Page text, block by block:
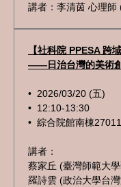
講者：李清茵 心理師
【社科院 PPESA 跨
——日治台灣的美術
• 2026/03/20 (五)
• 12:10-13:30
• 綜合院館南棟
講者：
蔡家丘 (臺灣師範大
羅詩雲 (政治大學台